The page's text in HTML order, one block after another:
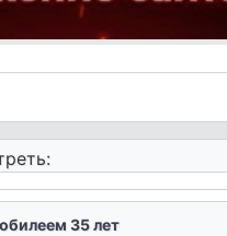
35 лет